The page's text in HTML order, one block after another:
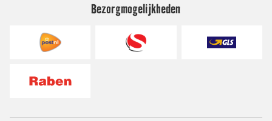
Bezorgmogelijkheden